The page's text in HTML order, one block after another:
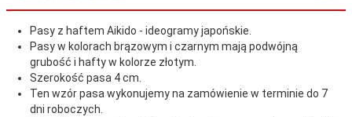
Pasy z haftem Aikido - ideogramy japońskie.
Pasy w kolorach brązowym i czarnym mają podwójną
grubość i hafty w kolorze złotym.
Szerokość pasa 4 cm.
Ten wzór pasa wykonujemy na zamówienie w terminie do 7
dni roboczych.